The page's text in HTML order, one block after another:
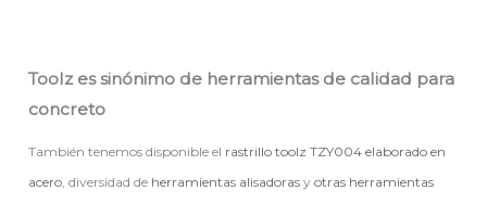
Toolz es sinónimo de herramientas de calidad para
concreto
También tenemos disponible el rastrillo toolz TZY004 elaborado en
acero, diversidad de herramientas alisadoras yotras herramientas